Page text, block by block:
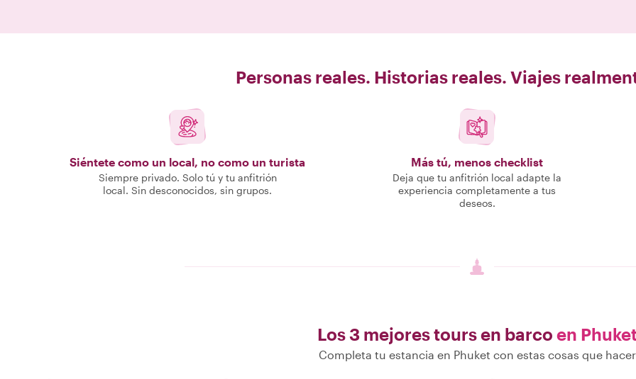
Personas reales. Historias reales. Viajes
Siéntete como un local, no como un turista
Siempre privado. Solo tú y tu anfitrión
local. Sin desconocidos, sin grupos.
Más tú, menos checklist
Deja que tu anfitrión local adapte la
experiencia completamente a tus
deseos.
Los 3 mejores tours en barco en
Completa tu estancia en Phuket con estas cosas que hacer